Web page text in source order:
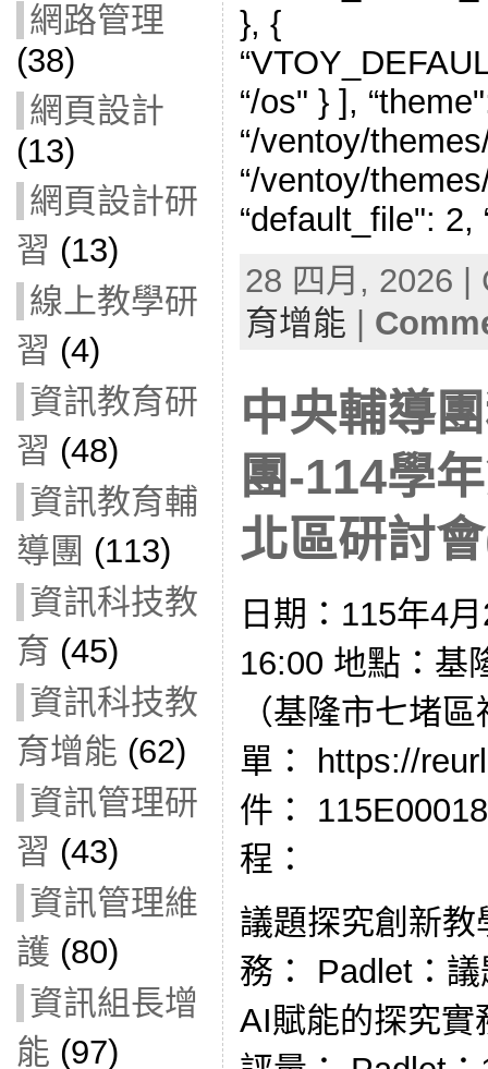
網路管理
(38)
網頁設計
(13)
網頁設計研
習 (13)
線上教學研
習 (4)
資訊教育研
習 (48)
資訊教育輔
導團 (113)
資訊科技教
育 (45)
資訊科技教
育增能 (62)
資訊管理研
習 (43)
資訊管理維
護 (80)
資訊組長增
能 (97)
}, {
“/os" } ],
“/ventoy/
“/ventoy/
“default_file":
28 四月, 2026
育增能
中央輔導
團-114學
北區研討
日期：115年4
16:00 地點：基
（基隆市七堵
單： https://
件：
程：
議題探究創新
務： Padlet：
AI賦能的探究實